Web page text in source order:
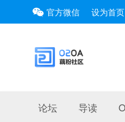
官方微信 设为首页
论坛 导读